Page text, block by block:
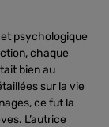
psychologique
chaque
bien au
sur la vie
ce fut la
L’autrice